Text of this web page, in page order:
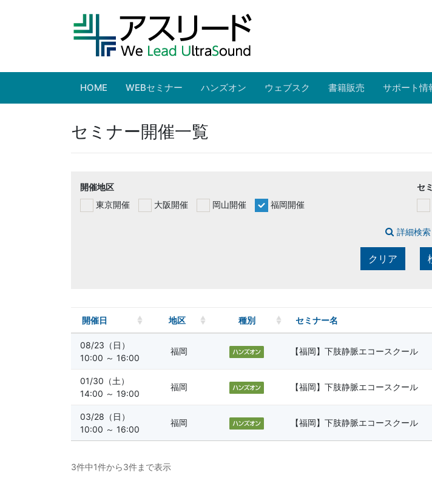
HOME WEBセミナー ハンズオン ウェブスク 書籍販売 サポート情
セミナー開催一覧
開催地区
東京開催
大阪開催 岡山開催 福岡開催
セ
詳細検索
クリア
開催日 地区 種別 セミナー名
08/23（日）
10:00 ～ 16:00
福岡 【福岡】下肢静脈エコースクール
01/30（土）
14:00 ～ 19:00
福岡 【福岡】下肢静脈エコースクール
03/28（日）
10:00 ～ 16:00
福岡 【福岡】下肢静脈エコースクール
3件中1件から3件まで表示